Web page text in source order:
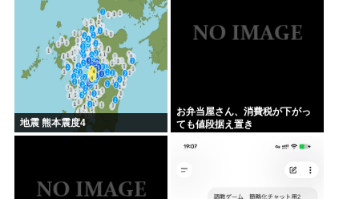
地震 熊本震度4
お弁当屋さん、消費税が下がっ
ても値段据え置き